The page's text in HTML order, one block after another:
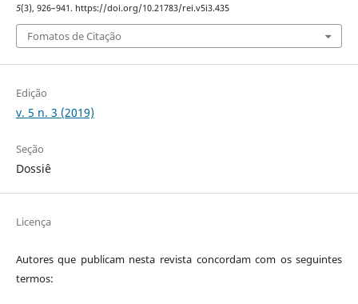
5(3), 926–941. https://doi.org/10.21783/rei.v5i3.435
Fomatos de Citação
Edição
v. 5 n. 3 (2019)
Seção
Dossiê
Licença
Autores que publicam nesta revista concordam com os seguintes
termos: